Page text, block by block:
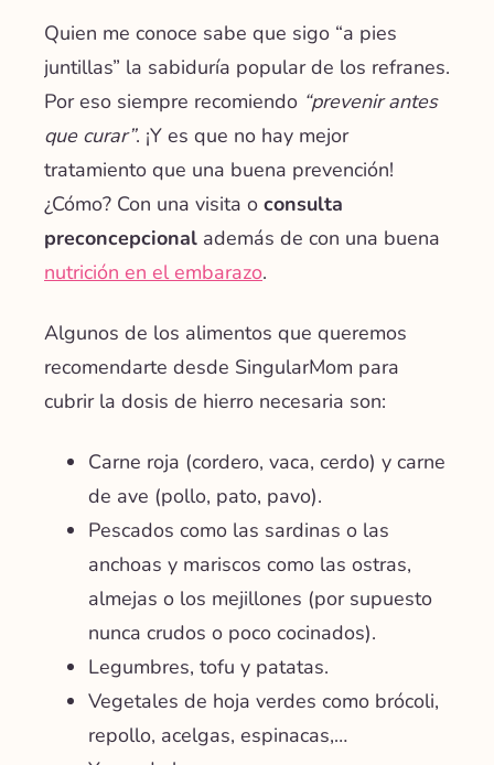
Quien me conoce sabe que sigo “a pies
juntillas” la sabiduría popular de los refranes.
Por eso siempre recomiendo “prevenir antes
que curar”. ¡Y es que no hay mejor
tratamiento que una buena prevención!
¿Cómo? Con una visita o consulta
preconcepcional además de con una buena
nutrición en el embarazo.
Algunos de los alimentos que queremos
recomendarte desde SingularMom para
cubrir la dosis de hierro necesaria son:
Carne roja (cordero, vaca, cerdo) y carne
de ave (pollo, pato, pavo).
Pescados como las sardinas o las
anchoas y mariscos como las ostras,
almejas o los mejillones (por supuesto
nunca crudos o poco cocinados).
Legumbres, tofu y patatas.
Vegetales de hoja verdes como brócoli,
repollo, acelgas, espinacas,…